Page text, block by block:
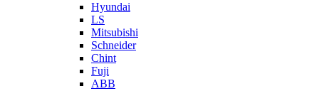
Hyundai
LS
Mitsubishi
Schneider
Chint
Fuji
ABB